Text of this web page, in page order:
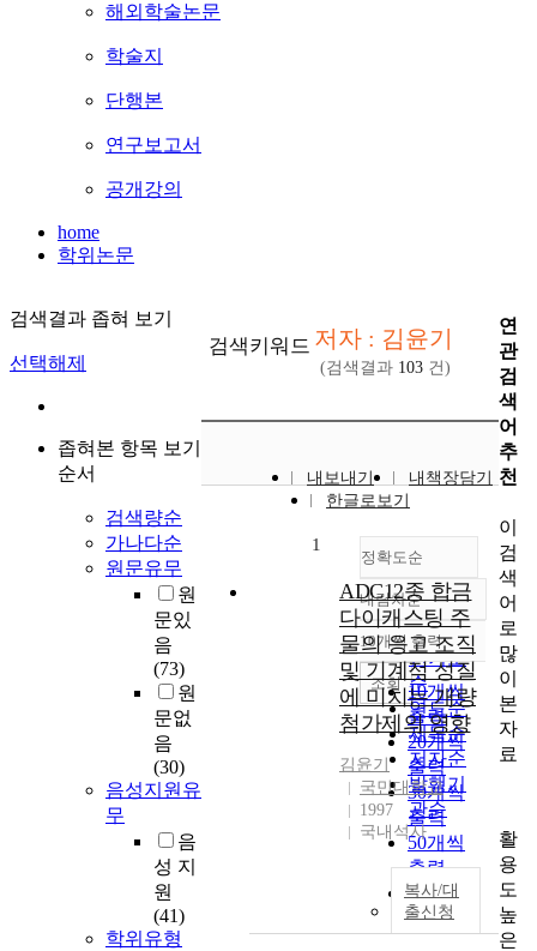
해외학술논문
학술지
단행본
연구보고서
공개강의
home
학위논문
검색결과 좁혀 보기
선택해제
좁혀본 항목 보기
순서
검색량순
가나다순
원문유무
원
문있
음
(73)
원
문없
음
(30)
음성지원유
무
음
성 지
원
(41)
학위유형
검색키워드 저자 : 김윤기
(검색결과 103 건)
내보내기
내책장담기
한글로보기
정확도순
정확도
순
인기도
순
연도순
제목순
저자순
발행기
관순
내림차순
내림차순
10개씩 출력
10개씩
출력
20개씩
출력
30개씩
출력
50개씩
출력
100개씩
출력
조회
1
ADC12종 합금
다이캐스팅 주
물의 응고 조직
및 기계적 성질
에 미치는 개량
첨가제의 영향
김윤기
국민대학교
1997
국내석사
복사/대
출신청
연
관
검
색
어
추
천
이
검
색
어
로
많
이
본
자
료
활
용
도
높
은